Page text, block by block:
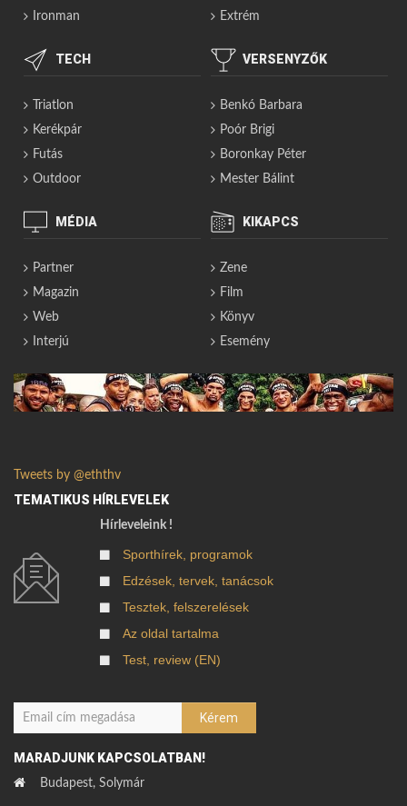
Ironman
Extrém
TECH
Triatlon
Kerékpár
Futás
Outdoor
VERSENYZŐK
Benkó Barbara
Poór Brigi
Boronkay Péter
Mester Bálint
MÉDIA
Partner
Magazin
Web
Interjú
KIKAPCS
Zene
Film
Könyv
Esemény
Tweets by @eththv
TEMATIKUS HÍRLEVELEK
Hírleveleink !
Sporthírek, programok
Edzések, tervek, tanácsok
Tesztek, felszerelések
Az oldal tartalma
Test, review (EN)
MARADJUNK KAPCSOLATBAN!
Budapest, Solymár